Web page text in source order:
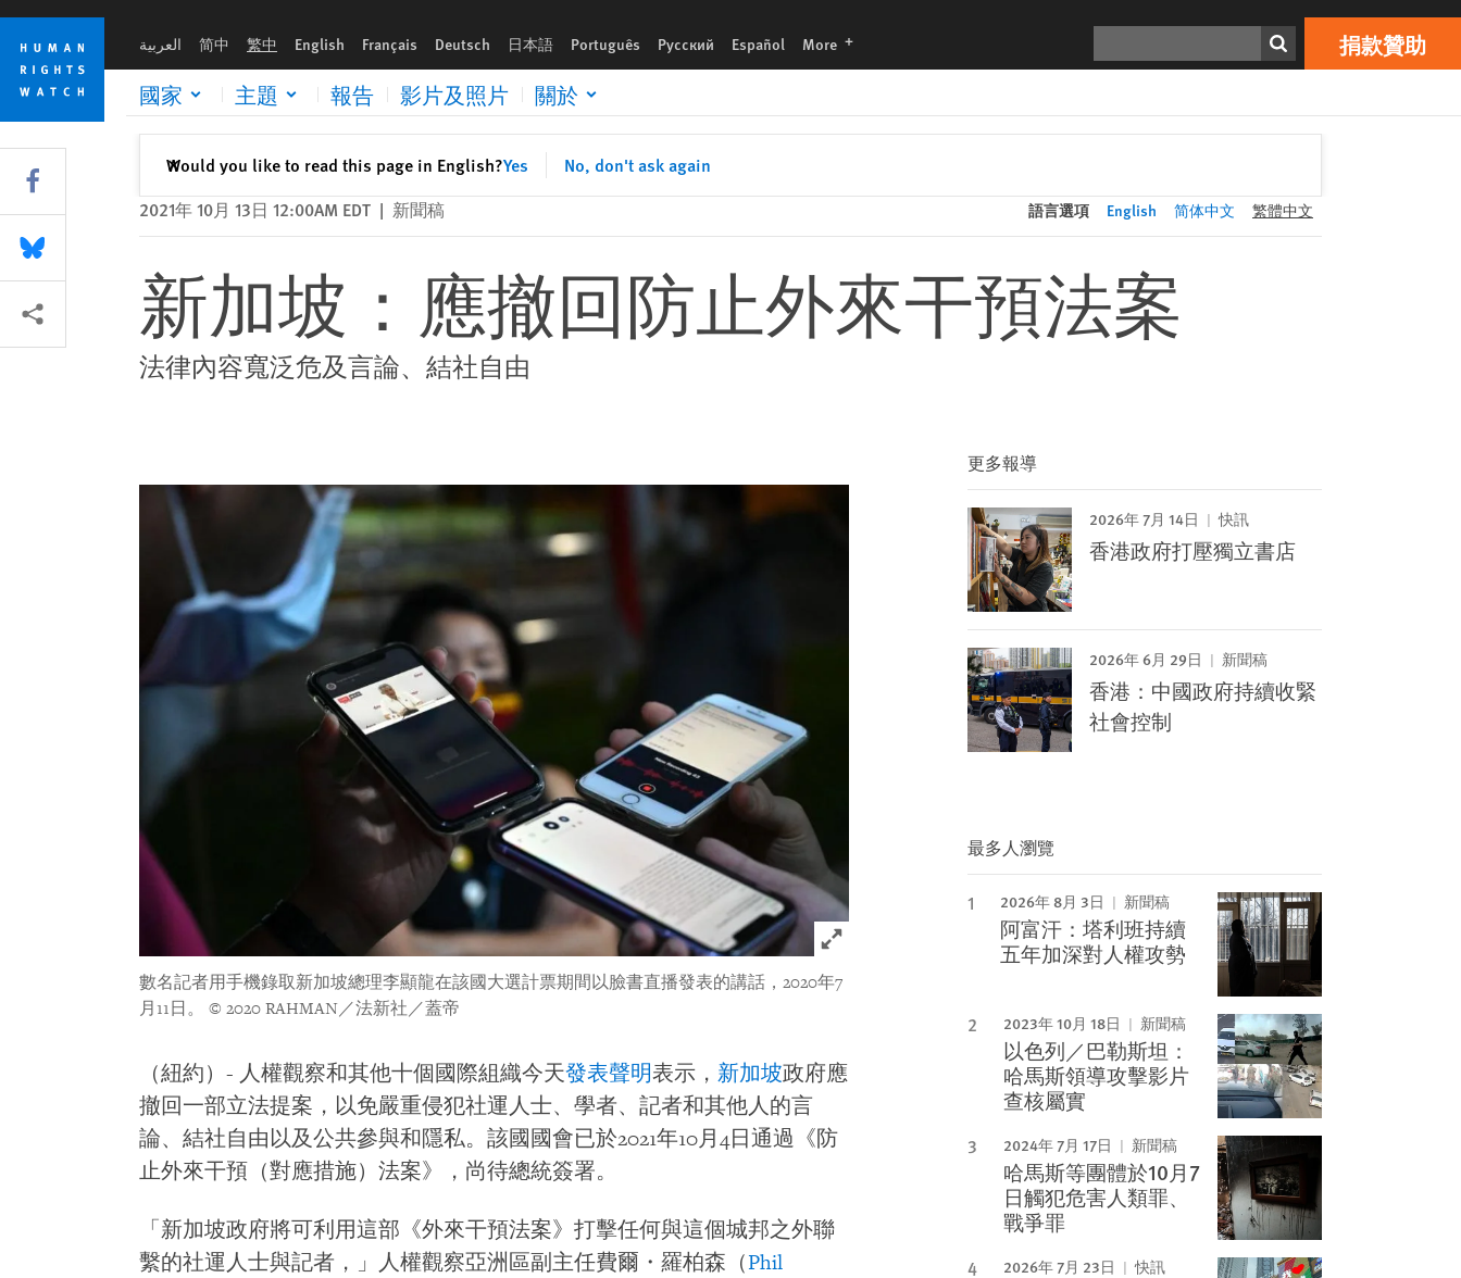
Skip
cookie
privacy
notice
Skip
main
content
العربية 简中 繁中 English Français Deutsch 日本語 Português Русский Español More languages 捐款贊助
國家 主題 報告 影片及照片 關於
Would you like to read this page in English?Yes No, don't ask again
✕關閉
Print 捐款贊助
2021年 10月 13日 12:00AM EDT | 新聞稿 語言選項 English 简体中文 繁體中文
新加坡：應撤回防止外來干預法案
法律內容寬泛危及言論、結社自由
Click to expand Image
數名記者用手機錄取新加坡總理李顯龍在該國大選計票期間以臉書直播發表的講話，2020年7
月11日。
© 2020 RAHMAN／法新社／蓋帝
（紐約）- 人權觀察和其他十個國際組織今天發表聲明表示， 新加坡政府應
撤回一部立法提案，以免嚴重侵犯社運人士、學者、記者和其他人的言
論、結社自由以及公共參與和隱私。該國國會已於2021年10月4日通過《防
止外來干預（對應措施）法案》，尚待總統簽署。
「新加坡政府將可利用這部《外來干預法案》打擊任何與這個城邦之外聯
繫的社運人士與記者，」人權觀察亞洲區副主任費爾・羅柏森（Phil
更多報導
2026年 7月 14日 快訊
香港政府打壓獨立書店
2026年 6月 29日 新聞稿
香港：中國政府持續收緊
社會控制
最多人瀏覽
2026年 8月 3日 新聞稿
阿富汗：塔利班持續
五年加深對人權攻勢
2023年 10月 18日 新聞稿
以色列／巴勒斯坦：
哈馬斯領導攻擊影片
查核屬實
2024年 7月 17日 新聞稿
哈馬斯等團體於10月7
日觸犯危害人類罪、
戰爭罪
2026年 7月 23日 快訊
Share this via Facebook
Share this via Bluesky
More sharing options